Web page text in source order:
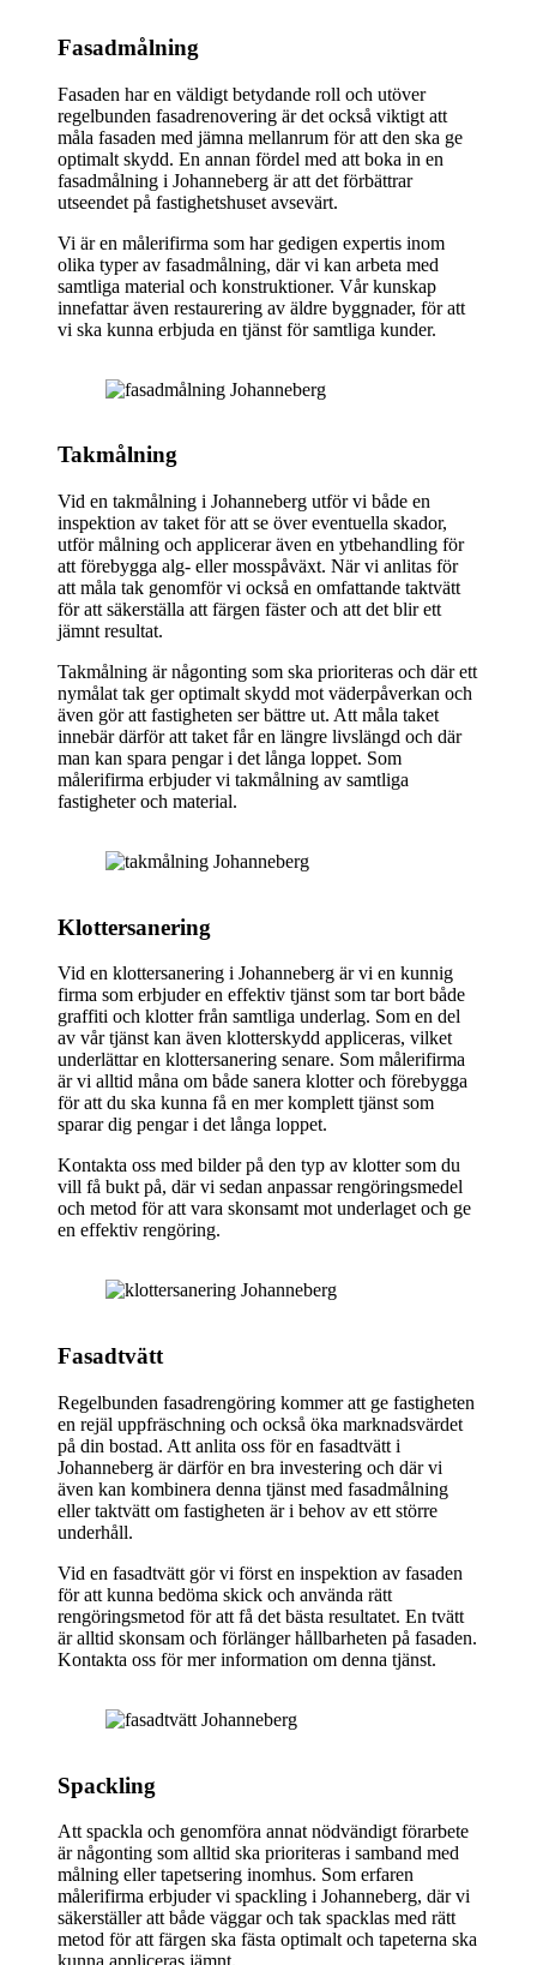
Fasadmålning
Fasaden har en väldigt betydande roll och utöver
regelbunden fasadrenovering är det också viktigt att
måla fasaden med jämna mellanrum för att den ska ge
optimalt skydd. En annan fördel med att boka in en
fasadmålning i Johanneberg är att det förbättrar
utseendet på fastighetshuset avsevärt.
Vi är en målerifirma som har gedigen expertis inom
olika typer av fasadmålning, där vi kan arbeta med
samtliga material och konstruktioner. Vår kunskap
innefattar även restaurering av äldre byggnader, för att
vi ska kunna erbjuda en tjänst för samtliga kunder.
Takmålning
Vid en takmålning i Johanneberg utför vi både en
inspektion av taket för att se över eventuella skador,
utför målning och applicerar även en ytbehandling för
att förebygga alg- eller mosspåväxt. När vi anlitas för
att måla tak genomför vi också en omfattande taktvätt
för att säkerställa att färgen fäster och att det blir ett
jämnt resultat.
Takmålning är någonting som ska prioriteras och där ett
nymålat tak ger optimalt skydd mot väderpåverkan och
även gör att fastigheten ser bättre ut. Att måla taket
innebär därför att taket får en längre livslängd och där
man kan spara pengar i det långa loppet. Som
målerifirma erbjuder vi takmålning av samtliga
fastigheter och material.
Klottersanering
Vid en klottersanering i Johanneberg är vi en kunnig
firma som erbjuder en effektiv tjänst som tar bort både
graffiti och klotter från samtliga underlag. Som en del
av vår tjänst kan även klotterskydd appliceras, vilket
underlättar en klottersanering senare. Som målerifirma
är vi alltid måna om både sanera klotter och förebygga
för att du ska kunna få en mer komplett tjänst som
sparar dig pengar i det långa loppet.
Kontakta oss med bilder på den typ av klotter som du
vill få bukt på, där vi sedan anpassar rengöringsmedel
och metod för att vara skonsamt mot underlaget och ge
en effektiv rengöring.
Fasadtvätt
Regelbunden fasadrengöring kommer att ge fastigheten
en rejäl uppfräschning och också öka marknadsvärdet
på din bostad. Att anlita oss för en fasadtvätt i
Johanneberg är därför en bra investering och där vi
även kan kombinera denna tjänst med fasadmålning
eller taktvätt om fastigheten är i behov av ett större
underhåll.
Vid en fasadtvätt gör vi först en inspektion av fasaden
för att kunna bedöma skick och använda rätt
rengöringsmetod för att få det bästa resultatet. En tvätt
är alltid skonsam och förlänger hållbarheten på fasaden.
Kontakta oss för mer information om denna tjänst.
Spackling
Att spackla och genomföra annat nödvändigt förarbete
är någonting som alltid ska prioriteras i samband med
målning eller tapetsering inomhus. Som erfaren
målerifirma erbjuder vi spackling i Johanneberg, där vi
säkerställer att både väggar och tak spacklas med rätt
metod för att färgen ska fästa optimalt och tapeterna ska